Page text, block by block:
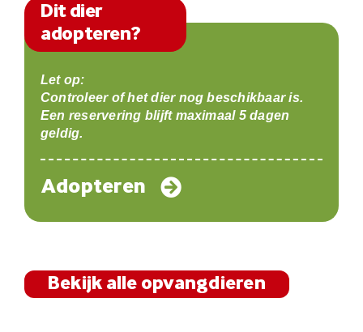
Dit dier
adopteren?
Let op:
Controleer of het dier nog beschikbaar is.
Een reservering blijft maximaal 5 dagen
geldig.
Adopteren
Bekijk alle opvangdieren